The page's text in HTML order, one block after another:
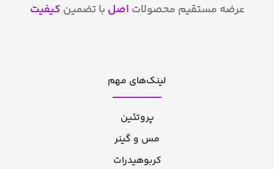
عرضه مستقیم محصولات اصل با تضمین کیفیت
لینک‌های مهم
پروتئین
مس و گینر
کربوهیدرات